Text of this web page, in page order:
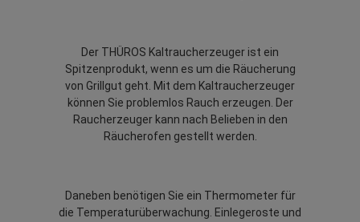
Der THÜROS Kaltraucherzeuger ist ein
Spitzenprodukt, wenn es um die Räucherung
von Grillgut geht. Mit dem Kaltraucherzeuger
können Sie problemlos Rauch erzeugen. Der
Raucherzeuger kann nach Belieben in den
Räucherofen gestellt werden.
Daneben benötigen Sie ein Thermometer für
die Temperaturüberwachung. Einlegeroste und